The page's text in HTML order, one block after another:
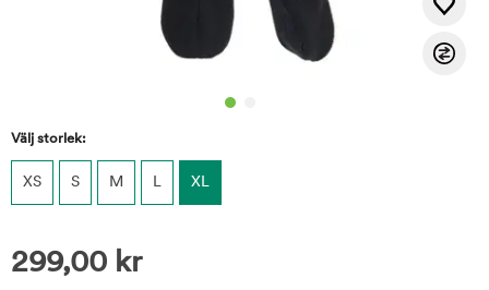
Välj storlek:
XS S M L XL
299,00 kr